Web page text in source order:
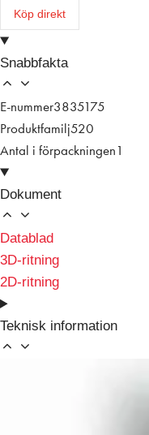
Köp direkt
Snabbfakta
E-nummer3835175
Produktfamilj520
Antal i förpackningen 1
Dokument
Datablad
3D-ritning
2D-ritning
Teknisk information